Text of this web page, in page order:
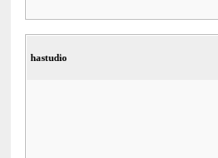
hastudio